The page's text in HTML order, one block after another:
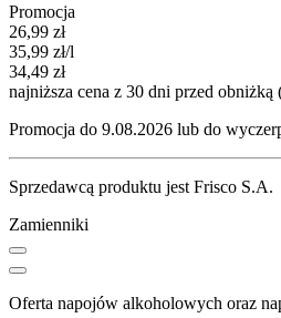
Promocja
Cena promocyjna
26,99 zł
35,99 zł/l
34,49 zł
najniższa cena z 30 dni przed obniżką
Promocja do 9.08.2026 lub do
Sprzedawcą produktu jest Frisco S.A.
Zamienniki
Oferta napojów alkoholowych oraz